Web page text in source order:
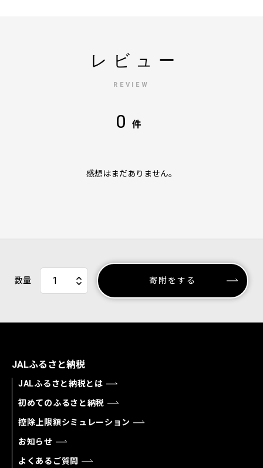
レビュー
REVIEW
0 件
感想はまだありません。
数量 寄附をする
JALふるさと納税
JALふるさと納税とは
初めてのふるさと納税
控除上限額シミュレーション
お知らせ
よくあるご質問